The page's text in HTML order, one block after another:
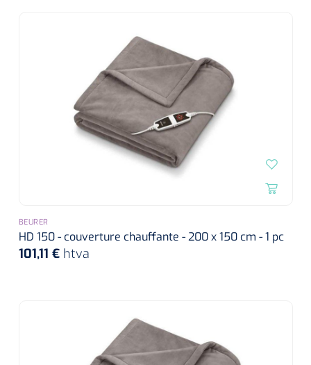
BEURER
HD 150 - couverture chauffante - 200 x 150 cm - 1 pc
101,11 € htva